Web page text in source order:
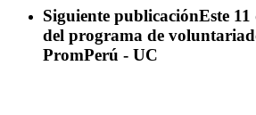
Siguiente publicaciónEste
del programa de
PromPerú - UC